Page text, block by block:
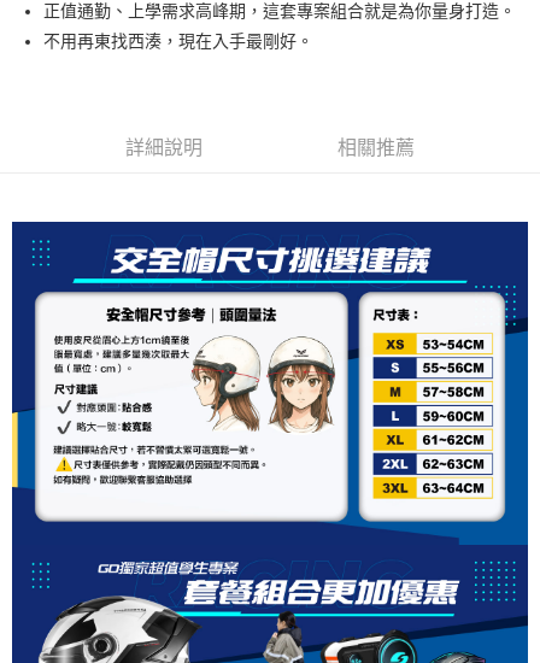
流程，驗證手機門號後，選擇欲分期的期數、繳款截止日，確認付款後即完
成交易。
【繳款方式說明】
【注意事項】
1.本服務係由「台灣大哥大股份有限公司」（以下簡稱本公司）所提供，讓
用戶於交易時，得透過本服務購買商品或服務，並由商店將買賣／分期付款
買賣價金債權讓與本公司後，依約使用本公司帳單繳交帳款。
2.基於同意付款使用「大哥付你分期」之契約關係目的，商店將以您的個人
資料（包含姓名、電話或地址）提供予台灣大哥大進項蒐集、處理及利用，
由本公司與您本人進行分期帳單所需資料之確認、核對及更正。
3.完整用戶服務條款，請詳閱以下連結：https://oppay.tw/userRule
【關於「AFTEE先享後付」】
AFTEE先享後付是「在收到商品之後才付款」的支付方式。 讓您購物簡單
２．訂單成立數日內，您將收到繳費通知簡訊。
３．收到繳費通知簡訊後14天內，點擊此簡訊中的連結，可透過四大超商／
ATM／網路銀行／等多元方式進行付款，方視為交易完成。
※ 請注意：結帳手續完成當下不需立刻繳費，但若您需要取消訂單，請聯絡
購買商品的店家。未經商家同意取消之訂單仍視為有效，需透過AFTEE先享
後付繳納相關費用。
※ 交易是否成功請以「AFTEE先享後付 」之結帳頁面顯示為準，若有關於
是否繳費成功／繳費後需取消欲退款等相關疑問，請聯繫「AFTEE先享後付
客戶支援中心」https://netprotections.freshdesk.com/support/home
【注意事項】
１．透過由恩沛科技股份有限公司提供之「AFTEE先享後付」服務完成之交
易，需依本服務之必要範圍內提供個人資料，並將交易相關給付款項請求債
權轉讓予恩沛科技股份有限公司。
https://aftee.tw/terms/#terms3
３．未成年的使用者請事先徵得法定代理人或監護人之同意方可使用
「AFTEE先享後付」，若未經同意申辦者引起之損失，本公司不負相關責
任。
４．使用「AFTEE先享後付」時，將依據個別帳號之用戶狀況，依本公司即
ATM付款
每筆NT$80，滿NT$1,999(含以上)免運費
7-11取貨付款
每筆NT$80，滿NT$1,999(含以上)免運費
付款後7-11取貨
每筆NT$80，滿NT$1,999(含以上)免運費
每筆NT$80，滿NT$1,999(含以上)免運費
正值通勤、上學需求高峰期，這套專案組合就是為你量身打造。
不用再東找西湊，現在入手最剛好。
詳細說明 相關推薦